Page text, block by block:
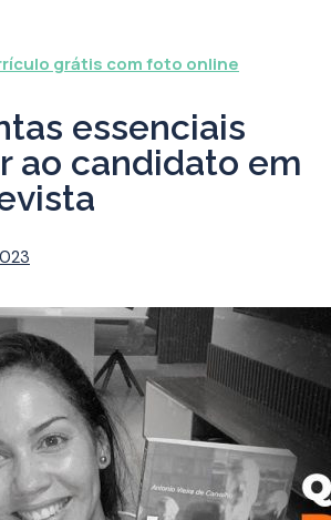
grátis com foto online
essenciais
ao candidato em